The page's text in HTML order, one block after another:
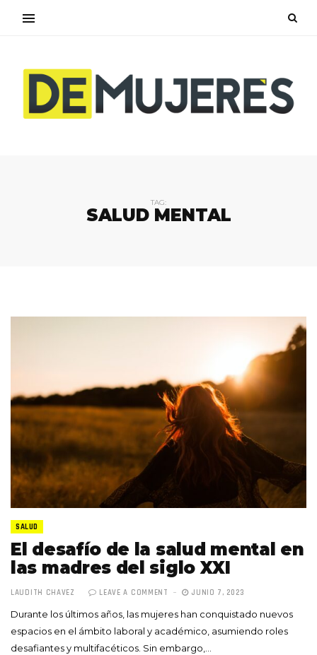
TAG:
SALUD MENTAL
SALUD
El desafío de la salud mental en
las madres del siglo XXI
LAUDITH CHAVEZ LEAVE A COMMENT JUNIO 7, 2023
Durante los últimos años, las mujeres han conquistado nuevos
espacios en el ámbito laboral y académico, asumiendo roles
desafiantes y multifacéticos. Sin embargo,…